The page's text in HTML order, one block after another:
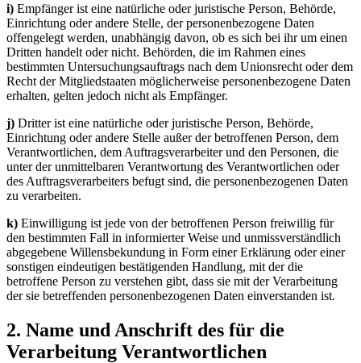
i) Empfänger ist eine natürliche oder juristische Person, Behörde,
Einrichtung oder andere Stelle, der personenbezogene Daten
offengelegt werden, unabhängig davon, ob es sich bei ihr um einen
Dritten handelt oder nicht. Behörden, die im Rahmen eines
bestimmten Untersuchungsauftrags nach dem Unionsrecht oder dem
Recht der Mitgliedstaaten möglicherweise personenbezogene Daten
erhalten, gelten jedoch nicht als Empfänger.
j) Dritter ist eine natürliche oder juristische Person, Behörde,
Einrichtung oder andere Stelle außer der betroffenen Person, dem
Verantwortlichen, dem Auftragsverarbeiter und den Personen, die
unter der unmittelbaren Verantwortung des Verantwortlichen oder
des Auftragsverarbeiters befugt sind, die personenbezogenen Daten
zu verarbeiten.
k) Einwilligung ist jede von der betroffenen Person freiwillig für
den bestimmten Fall in informierter Weise und unmissverständlich
abgegebene Willensbekundung in Form einer Erklärung oder einer
sonstigen eindeutigen bestätigenden Handlung, mit der die
betroffene Person zu verstehen gibt, dass sie mit der Verarbeitung
der sie betreffenden personenbezogenen Daten einverstanden ist.
2. Name und Anschrift des für die
Verarbeitung Verantwortlichen